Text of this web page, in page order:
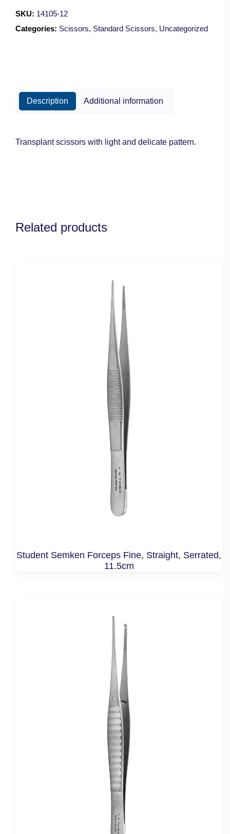
SKU: 14105-12
Categories: Scissors, Standard Scissors, Uncategorized
Description Additional information
Transplant scissors with light and delicate pattern.
Related products
Student Semken Forceps Fine, Straight, Serrated,
11.5cm